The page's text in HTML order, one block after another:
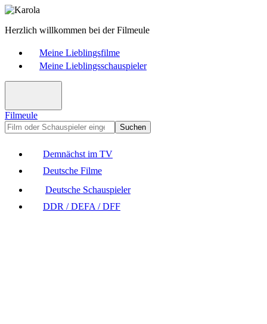
Herzlich willkommen bei der Filmeule
Meine Lieblingsfilme
Meine Lieblingsschauspieler
Filmeule
Suchen
Demnächst im TV
Deutsche Filme
Deutsche Schauspieler
DDR / DEFA / DFF